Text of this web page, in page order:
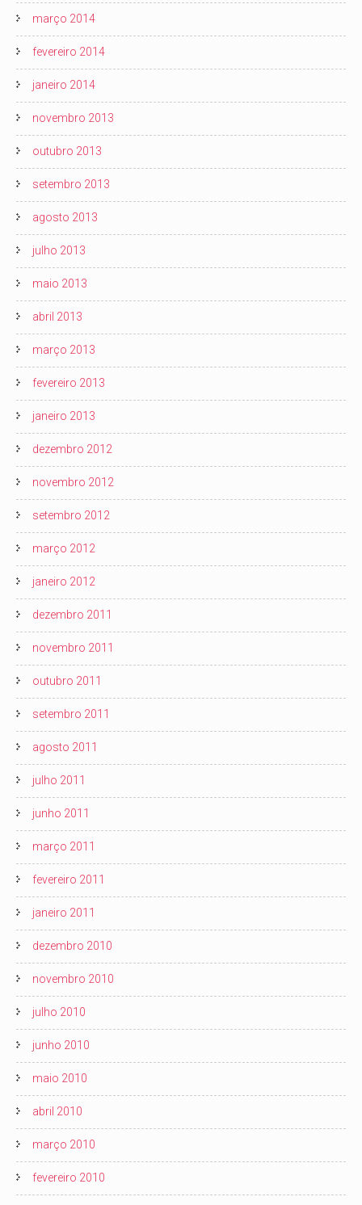
março 2014
fevereiro 2014
janeiro 2014
novembro 2013
outubro 2013
setembro 2013
agosto 2013
julho 2013
maio 2013
abril 2013
março 2013
fevereiro 2013
janeiro 2013
dezembro 2012
novembro 2012
setembro 2012
março 2012
janeiro 2012
dezembro 2011
novembro 2011
outubro 2011
setembro 2011
agosto 2011
julho 2011
junho 2011
março 2011
fevereiro 2011
janeiro 2011
dezembro 2010
novembro 2010
julho 2010
junho 2010
maio 2010
abril 2010
março 2010
fevereiro 2010